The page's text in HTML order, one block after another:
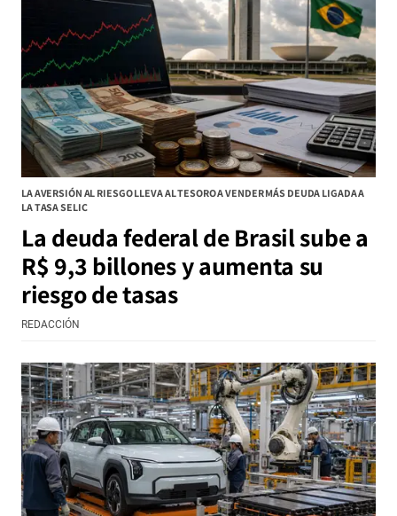
LA AVERSIÓN AL RIESGO LLEVA AL TESORO A VENDER MÁS DEUDA LIGADA A
LA TASA SELIC
La deuda federal de Brasil sube a
R$ 9,3 billones y aumenta su
riesgo de tasas
REDACCIÓN